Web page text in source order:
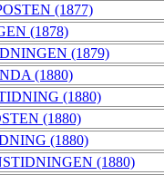
(1877)
(1878)
(1879)
(1880)
(1880)
(1880)
(1880)
(1880)